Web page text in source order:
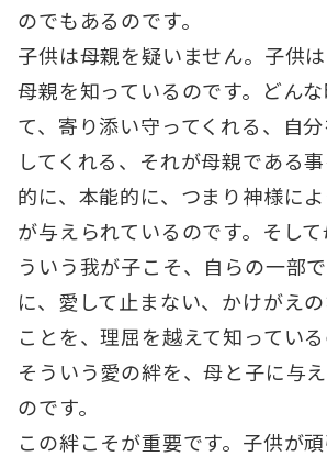
のでもあるのです。
子供は母親を疑いません。子供
母親を知っているのです。どん
て、寄り添い守ってくれる、自
してくれる、それが母親である
的に、本能的に、つまり神様に
が与えられているのです。そし
ういう我が子こそ、自らの一部
に、愛して止まない、かけがえ
ことを、理屈を越えて知ってい
そういう愛の絆を、母と子に与
のです。
この絆こそが重要です。子供が